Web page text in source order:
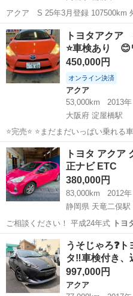
アクア S 25年3月登録 107500km 外装 傷凹みはあり 車検令和9年4
月 ナビ、バックモニター、ETC.キーレス タイヤ４本新品交換済み レ岡山 備前市 アクア ト
トヨタアクア ⭐️Gグ
⭐️車検あり
450,000円
オンライン決済
アクア
53,000km
2013年
大阪府 淀屋橋駅
⭐️完売⭐️ ⭐️まだまだいっぱい乗れる車 - モデル名: Aqua G グレード
アクア AT - ドア数: 5ドア - 色: オレンジ🍊 年式:
走行: 53000キロ【5万キロ台】 ...
大阪 大阪市 淀屋橋駅 ア
トヨタ アクア
正ナビ ETC
380,000円
83,000km
2012年
静岡県 天竜二俣駅
ご相談ください！ 平成24年式
トヨ
のアクア…
静岡 浜松市 天竜二俣駅
うそじゃろ❓
タ‼️車検付き、
997,000円
アクア